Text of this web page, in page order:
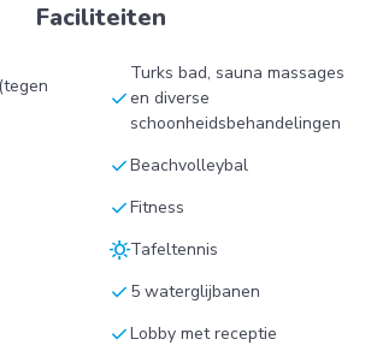
Faciliteiten
check
Turks bad, sauna massages
en diverse
schoonheidsbehandelingen
checkBeachvolleybal
checkFitness
sunnyTafeltennis
check 5 waterglijbanen
checkLobby met receptie